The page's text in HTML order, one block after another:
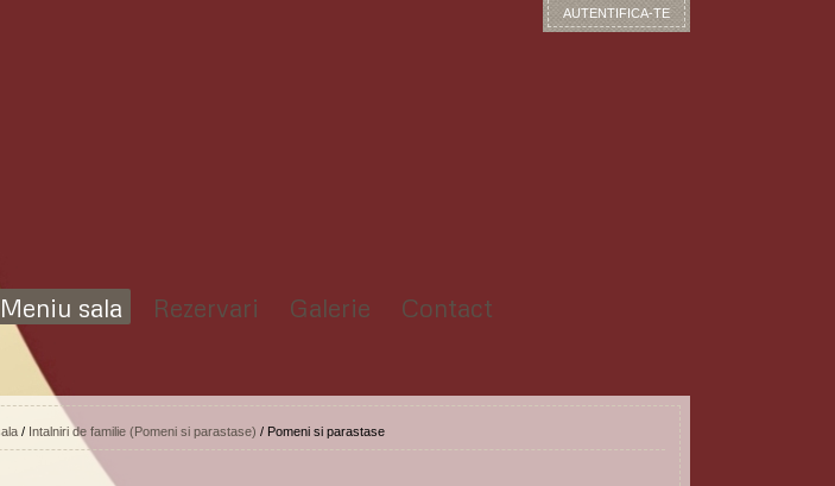
AUTENTIFICA-TE
Meniu sala
Meniu Kinder Party
Intalniri de familie (Pomeni
si parastase)
Rezervari Galerie Contact
/ Intalniri de familie (Pomeni si parastase) / Pomeni si parastase